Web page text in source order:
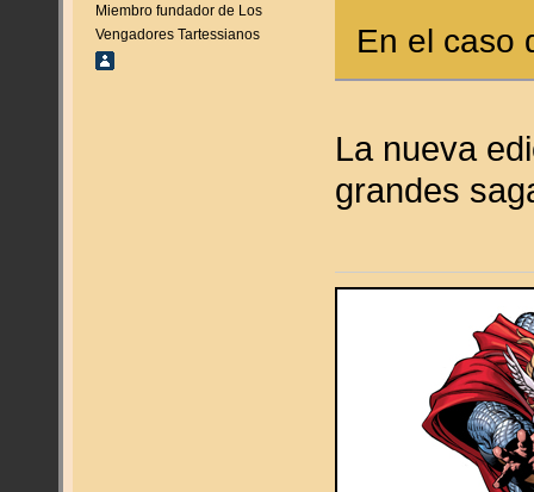
Miembro fundador de Los
Vengadores Tartessianos
En el
La nueva
grandes